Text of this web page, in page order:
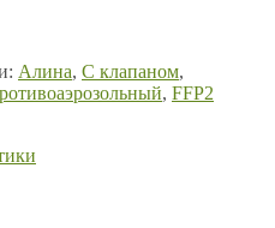
Алина, С клапаном,
, FFP2